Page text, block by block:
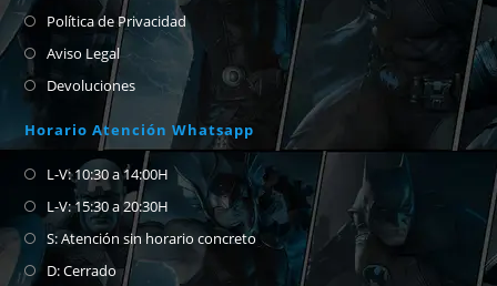
Política de Privacidad
Aviso Legal
Devoluciones
Horario Atención Whatsapp
L-V: 10:30 a 14:00H
L-V: 15:30 a 20:30H
S: Atención sin horario concreto
D: Cerrado